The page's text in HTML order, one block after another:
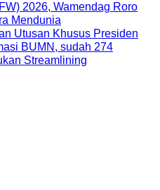
2026, Wamendag Roro
Mendunia
Utusan Khusus Presiden
BUMN, sudah 274
Streamlining